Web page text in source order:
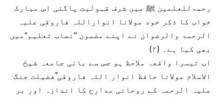
رحمۃللعلمین ﷺ میں شرف قبولیت پاگئی اس مبارک
خواب کا ذکر خود مولانا انواراللہ فاروقی علیہ
الرحمۃ والرضوان نے اپنے مضمون ’’نصاب تعلیم‘‘میں
بھی کیا ہے۔ (۲)
اب تیسرا واقعہ ملاحظ ہو جس سے بانی جامعہ شیخ
الاسلام مولانا حافظ انوار اللہ فاروقی ؒفضیلت جنگ
علیہ الرحمہ کے روحانی مدارج کا اندازہ اور بر